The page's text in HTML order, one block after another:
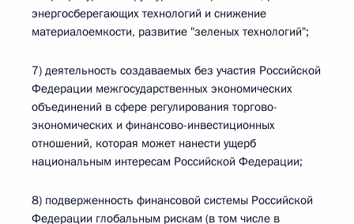
энергосберегающих технологий и снижение
материалоемкости, развитие "зеленых технологий";
7) деятельность создаваемых без участия Российской
Федерации межгосударственных экономических
объединений в сфере регулирования торгово-
экономических и финансово-инвестиционных
отношений, которая может нанести ущерб
национальным интересам Российской Федерации;
8) подверженность финансовой системы Российской
Федерации глобальным рискам (в том числе в